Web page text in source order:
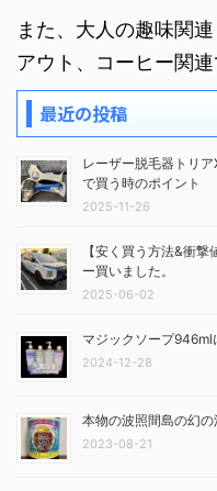
また、大人の趣味関
アウト、コーヒー関連
最近の投稿
レーザー脱毛器トリ
で買う時のポイント
2025-11-26
【安く買う方法&衝
ー買いました。
2025-06-02
マジックソープ
2024-12-28
本物の波照間島の幻
2023-08-21